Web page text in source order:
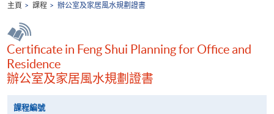
主頁 課程 辦公室及家居風水規劃證書
Certificate in Feng Shui Planning for Office and
Residence
辦公室及家居風水規劃證書
課程編號